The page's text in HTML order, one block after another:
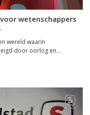
wetenschappers
wereld waarin
door oorlog en...